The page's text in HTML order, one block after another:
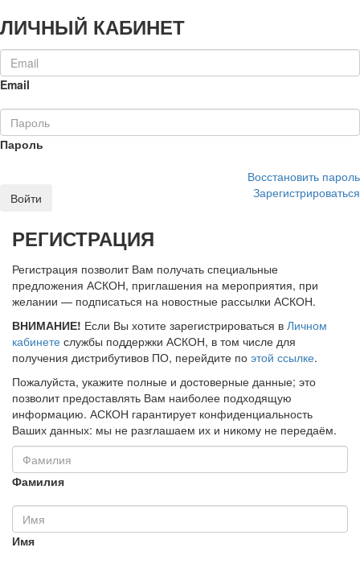
ЛИЧНЫЙ КАБИНЕТ
Email
Пароль
Восстановить пароль
Войти
Зарегистрироваться
РЕГИСТРАЦИЯ
Регистрация позволит Вам получать специальные
предложения АСКОН, приглашения на мероприятия, при
желании — подписаться на новостные рассылки АСКОН.
ВНИМАНИЕ! Если Вы хотите зарегистрироваться в Личном
кабинете службы поддержки АСКОН, в том числе для
получения дистрибутивов ПО, перейдите по этой ссылке.
Пожалуйста, укажите полные и достоверные данные; это
позволит предоставлять Вам наиболее подходящую
информацию. АСКОН гарантирует конфиденциальность
Ваших данных: мы не разглашаем их и никому не передаём.
Фамилия
Имя